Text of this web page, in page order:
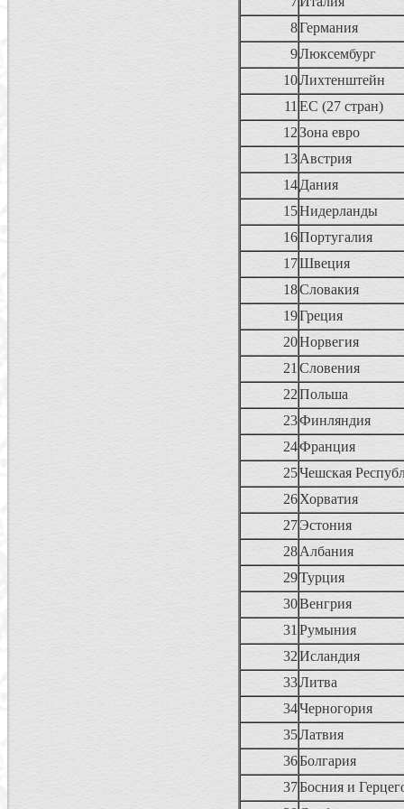
8Германия
9Люксембург
10Лихтенштейн
11 ЕС (27 стран)
12Зона евро
13Австрия
14Дания
15Нидерланды
16Португалия
17Швеция
18Словакия
19Греция
20Норвегия
21 Словения
22Польша
23Финляндия
24Франция
25Чешская
26Хорватия
27Эстония
28Албания
29Турция
30Венгрия
31 Румыния
32Исландия
33Литва
34Черногория
35Латвия
36Болгария
37Босния и